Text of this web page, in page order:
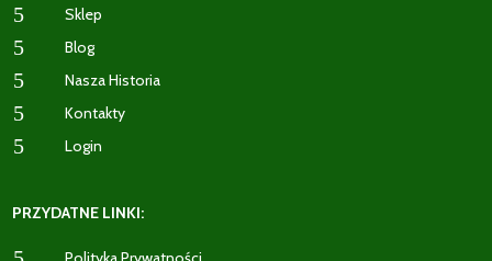
5 Sklep
5 Blog
5 Nasza Historia
5 Kontakty
5 Login
PRZYDATNE LINKI: